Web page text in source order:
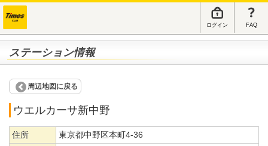
ログイン FAQ
ステーション情報
周辺地図に戻る
ウエルカーサ新中野
住所 東京都中野区本町4-36